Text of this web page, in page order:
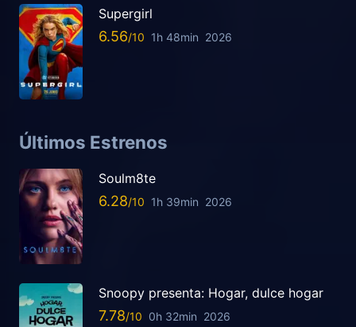
Supergirl
6.56 1h 48min 2026
Últimos Estrenos
Soulm8te
6.28 1h 39min 2026
Snoopy presenta: Hogar, dulce hogar
7.78 0h 32min 2026